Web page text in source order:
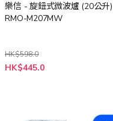
樂信 - 旋鈕式微波爐 (20公升)
RMO-M207MW
HK$598.0
特
殊
HK$445.0